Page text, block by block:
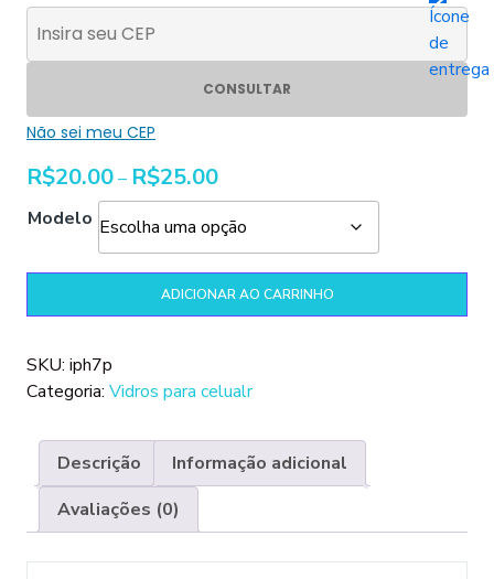
CONSULTAR
Não sei meu CEP
R$20.00– R$25.00Faixa
de
preço:
R$20.00
através
R$25.00
Modelo
para
quantidade
ADICIONAR AO CARRINHO
SKU: iph7p
Categoria: Vidros para celualr
Descrição
Informação adicional
Avaliações (0)